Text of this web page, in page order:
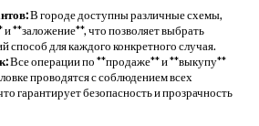
В городе доступны различные схемы,
**заложение**, что позволяет выбрать
способ для каждого конкретного случая.
Все операции по **продаже** и **выкупу**
проводятся с соблюдением всех
гарантирует безопасность и прозрачность